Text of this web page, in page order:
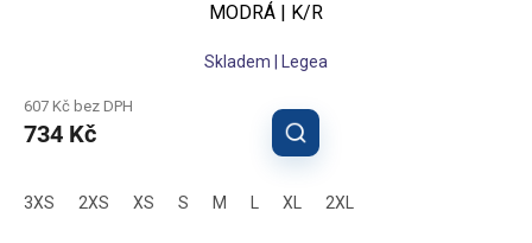
MODRÁ | K/R
Skladem | Legea
607 Kč bez DPH
734 Kč
3XS 2XS XS S M XL 2XL